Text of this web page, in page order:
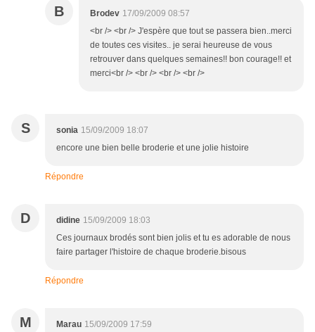
B Brodev 17/09/2009 08:57
<br /> <br /> J'espère que tout se passera bien..merci
de toutes ces visites.. je serai heureuse de vous
retrouver dans quelques semaines!! bon courage!! et
merci<br /> <br /> <br /> <br />
S sonia 15/09/2009 18:07
encore une bien belle broderie et une jolie histoire
Répondre
D didine 15/09/2009 18:03
Ces journaux brodés sont bien jolis et tu es adorable de nous
faire partager l'histoire de chaque broderie.bisous
Répondre
M Marau 15/09/2009 17:59